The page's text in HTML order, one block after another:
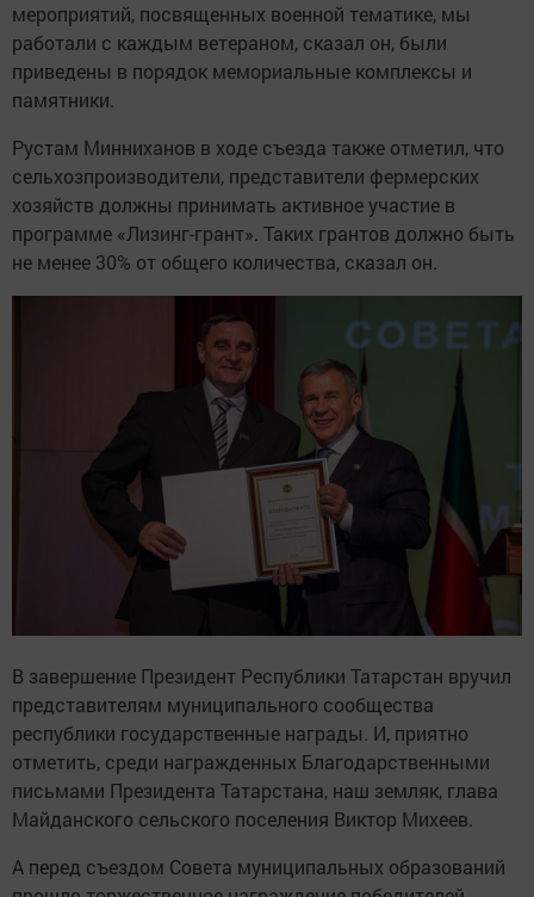
мероприятий, посвященных военной тематике, мы
работали с каждым ветераном, сказал он, были
приведены в порядок мемориальные комплексы и
памятники.
Рустам Минниханов в ходе съезда также отметил, что
сельхозпроизводители, представители фермерских
хозяйств должны принимать активное участие в
программе «Лизинг-грант». Таких грантов должно быть
не менее 30% от общего количества, сказал он.
В завершение Президент Республики Татарстан вручил
представителям муниципального сообщества
республики государственные награды. И, приятно
отметить, среди награжденных Благодарственными
письмами Президента Татарстана, наш земляк, глава
Майданского сельского поселения Виктор Михеев.
А перед съездом Совета муниципальных образований